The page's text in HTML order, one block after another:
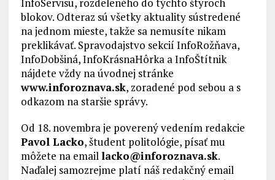
blokov. Odteraz sú všetky aktuality sústredené
na jednom mieste, takže sa nemusíte nikam
preklikávať. Spravodajstvo sekcií InfoRožňava,
InfoDobšiná, InfoKrásnaHôrka a InfoŠtítnik
nájdete vždy na úvodnej stránke
www.inforoznava.sk, zoradené pod sebou a s
odkazom na staršie správy.
Od 18. novembra je poverený vedením redakcie
Pavol Lacko, študent politológie, písať mu
môžete na emaillacko@inforoznava.sk.
Naďalej samozrejme platí náš redakčný email